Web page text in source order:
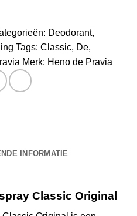
Deodorant,
Tags: Classic, De,
Merk: Heno de Pravia
INFORMATIE
Classic Original